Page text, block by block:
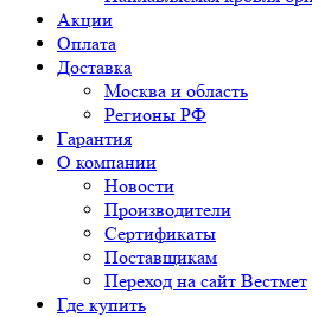
Акции
Оплата
Доставка
Москва и область
Регионы РФ
Гарантия
О компании
Новости
Производители
Сертификаты
Поставщикам
Переход на сайт Вестмет
Где купить